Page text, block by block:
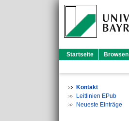
Startseite Browsen
Kontakt
Leitlinien EPub
Neueste Einträge